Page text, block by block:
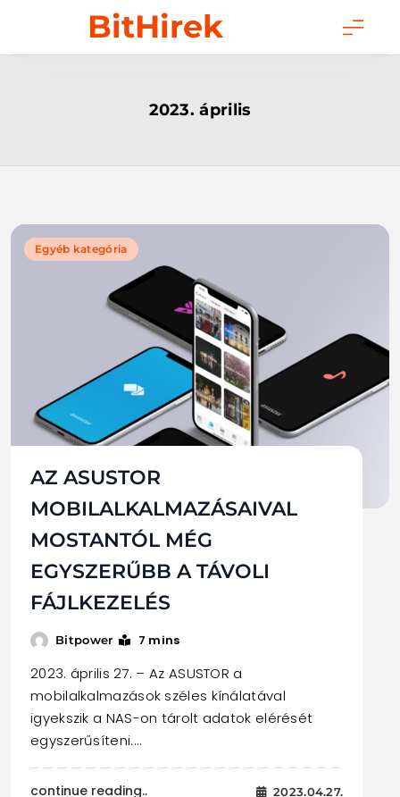
content
BitHirek
2023. április
Egyéb kategória
AZ ASUSTOR
MOBILALKALMAZÁSAIVAL
MOSTANTÓL MÉG
EGYSZERŰBB A TÁVOLI
FÁJLKEZELÉS
Bitpower 7 mins
2023. április 27. – Az ASUSTOR a
mobilalkalmazások széles kínálatával
igyekszik a NAS-on tárolt adatok elérését
egyszerűsíteni.…
continue reading.. 2023.04.27.